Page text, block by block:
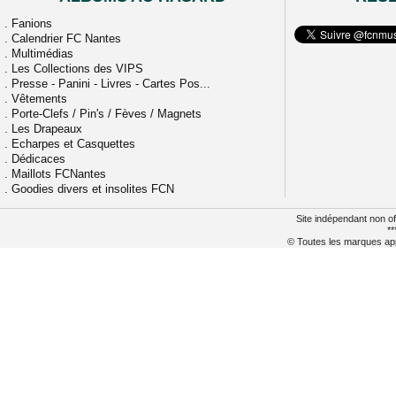
. Fanions
. Calendrier FC Nantes
. Multimédias
. Les Collections des VIPS
. Presse - Panini - Livres - Cartes Pos...
. Vêtements
. Porte-Clefs / Pin's / Fèves / Magnets
. Les Drapeaux
. Echarpes et Casquettes
. Dédicaces
. Maillots FCNantes
. Goodies divers et insolites FCN
Site indépendant non
© Toutes les marques